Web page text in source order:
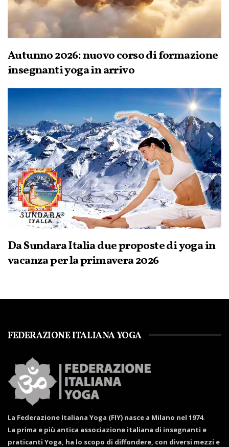
Autunno 2026: nuovo corso di formazione
insegnanti yoga in arrivo
Da Sundara Italia due proposte di yoga in
vacanza per la primavera 2026
FEDERAZIONE ITALIANA YOGA
La Federazione Italiana Yoga (FIY) nasce a Milano nel 1974.
La prima e più antica associazione italiana di insegnanti e
praticanti Yoga, ha lo scopo di diffondere, con diversi mezzi e